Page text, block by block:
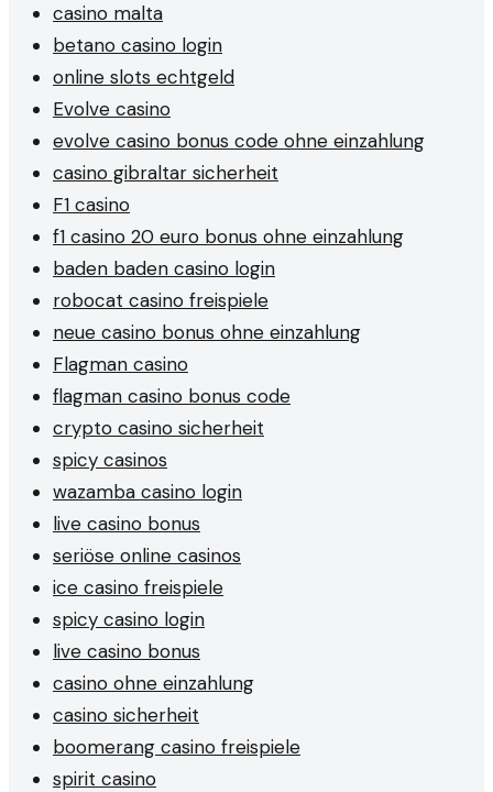
casino malta
betano casino login
online slots echtgeld
Evolve casino
evolve casino bonus code ohne einzahlung
casino gibraltar sicherheit
F1 casino
f1 casino 20 euro bonus ohne einzahlung
baden baden casino login
robocat casino freispiele
neue casino bonus ohne einzahlung
Flagman casino
flagman casino bonus code
crypto casino sicherheit
spicy casinos
wazamba casino login
live casino bonus
seriöse online casinos
ice casino freispiele
spicy casino login
live casino bonus
casino ohne einzahlung
casino sicherheit
boomerang casino freispiele
spirit casino